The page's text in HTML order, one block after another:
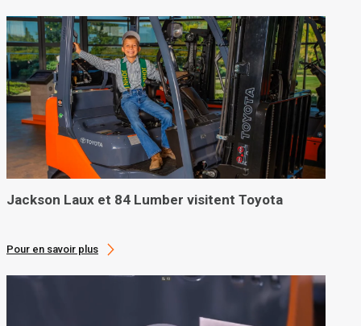
Jackson Laux et 84 Lumber visitent Toyota
Pour en savoir plus